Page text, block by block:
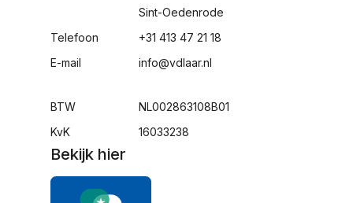
Telefoon
E-mail
BTW
KvK
Sint-Oedenrode
+31 413 47 21 18
info@vdlaar.nl
NL002863108B01
16033238
Bekijk hier